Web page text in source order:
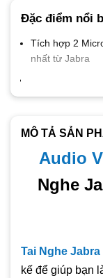
Đặc điểm nổi
Tích hợp 2
nhất từ Jabra
Tích hợp
Digital cao cấp
thoải mái suốt
Gồm 2 phiên
máy tính Mac
Jabra Evolve2 30
văn phòng mới
nhất.
MÔ TẢ SẢN
Audio
Nghe
Tai Nghe
kế để giúp bạn